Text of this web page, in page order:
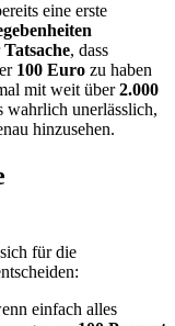
eine erste
Tatsache, dass
100 Euro zu haben
mit weit über2.000
wahrlich unerlässlich,
hinzusehen.
für die
einfach alles